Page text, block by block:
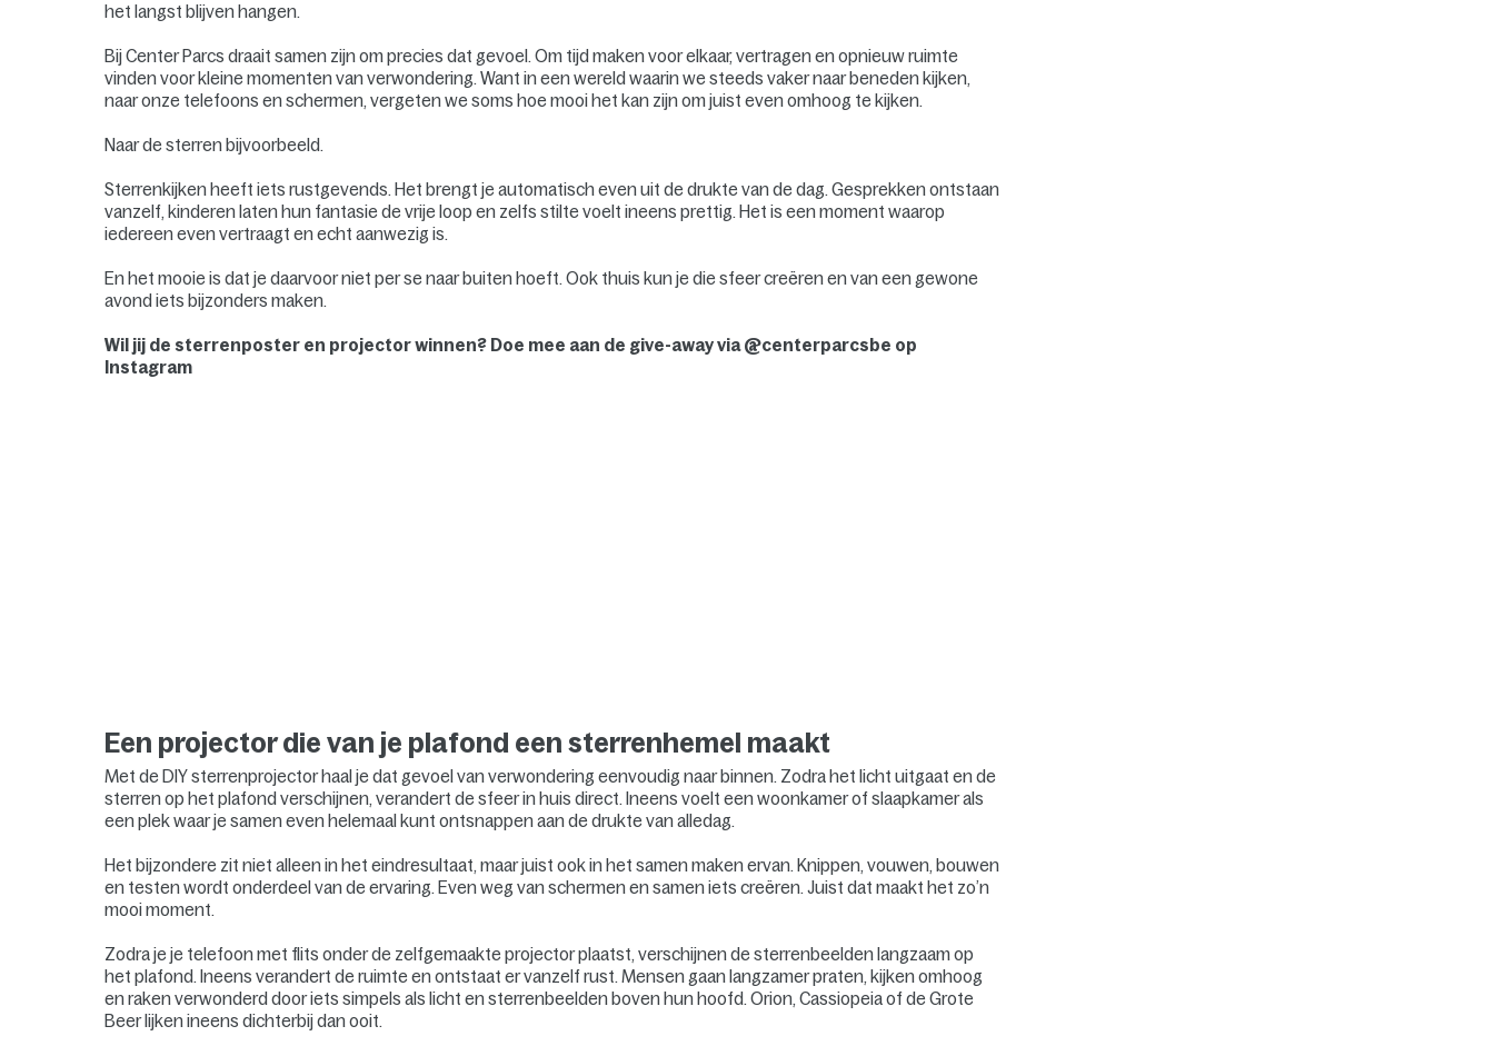
het langst blijven hangen.
Bij Center Parcs draait samen zijn om precies dat gevoel. Om tijd maken voor elkaar, vertragen en opnieuw ruimte
vinden voor kleine momenten van verwondering. Want in een wereld waarin we steeds vaker naar beneden kijken,
naar onze telefoons en schermen, vergeten we soms hoe mooi het kan zijn om juist even omhoog te kijken.
Naar de sterren bijvoorbeeld.
Sterrenkijken heeft iets rustgevends. Het brengt je automatisch even uit de drukte van de dag. Gesprekken ontstaan
vanzelf, kinderen laten hun fantasie de vrije loop en zelfs stilte voelt ineens prettig. Het is een moment waarop
iedereen even vertraagt en echt aanwezig is.
En het mooie is dat je daarvoor niet per se naar buiten hoeft. Ook thuis kun je die sfeer creëren en van een gewone
avond iets bijzonders maken.
Wil jij de sterrenposter en projector winnen? Doe mee aan de give-away via @centerparcsbe op
Instagram
Een projector die van je plafond een sterrenhemel maakt
Met de DIY sterrenprojector haal je dat gevoel van verwondering eenvoudig naar binnen. Zodra het licht uitgaat en de
sterren op het plafond verschijnen, verandert de sfeer in huis direct. Ineens voelt een woonkamer of slaapkamer als
een plek waar je samen even helemaal kunt ontsnappen aan de drukte van alledag.
Het bijzondere zit niet alleen in het eindresultaat, maar juist ook in het samen maken ervan. Knippen, vouwen, bouwen
en testen wordt onderdeel van de ervaring. Even weg van schermen en samen iets creëren. Juist dat maakt het zo’n
mooi moment.
Zodra je je telefoon met flits onder de zelfgemaakte projector plaatst, verschijnen de sterrenbeelden langzaam op
het plafond. Ineens verandert de ruimte en ontstaat er vanzelf rust. Mensen gaan langzamer praten, kijken omhoog
en raken verwonderd door iets simpels als licht en sterrenbeelden boven hun hoofd. Orion, Cassiopeia of de Grote
Beer lijken ineens dichterbij dan ooit.